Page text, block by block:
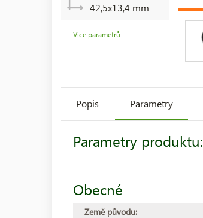
42,5x13,4 mm
Více parametrů
Popis Parametry
Parametry produktu:
Obecné
Země původu: